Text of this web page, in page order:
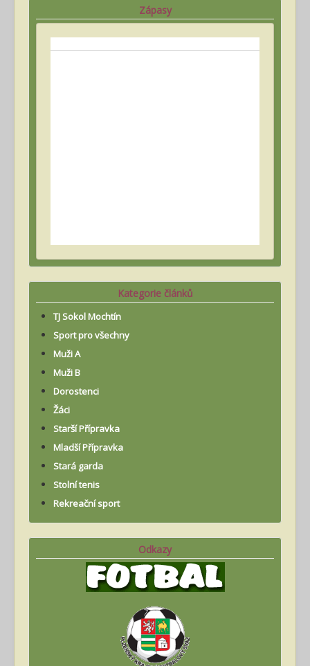
Zápasy
Kategorie článků
TJ Sokol Mochtín
Sport pro všechny
Muži A
Muži B
Dorostenci
Žáci
Starší Přípravka
Mladší Přípravka
Stará garda
Stolní tenis
Rekreační sport
Odkazy